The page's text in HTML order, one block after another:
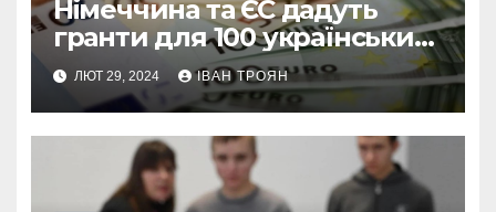
Німеччина та ЄС дадуть
гранти для 100 українських
підприємств
ЛЮТ 29, 2024 ІВАН ТРОЯН